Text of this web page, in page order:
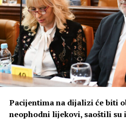
Pacijentima na dijalizi će biti
neophodni lijekovi, saoštili su